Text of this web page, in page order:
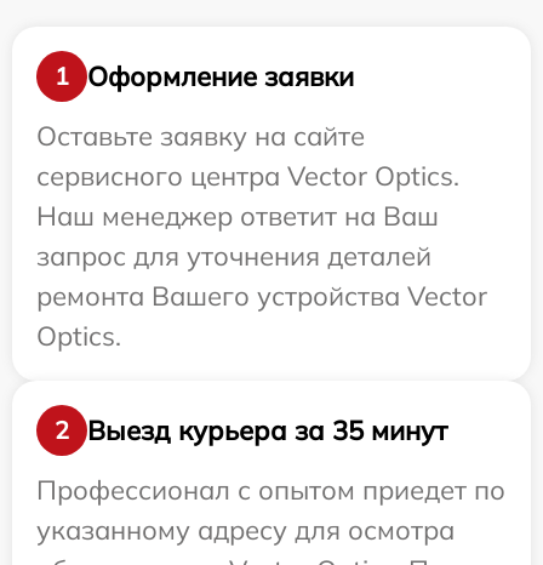
1
Оформление заявки
Оставьте заявку на сайте
сервисного центра Vector Optics.
Наш менеджер ответит на Ваш
запрос для уточнения деталей
ремонта Вашего устройства Vector
Optics.
2
Выезд курьера за 35 минут
Профессионал с опытом приедет по
указанному адресу для осмотра